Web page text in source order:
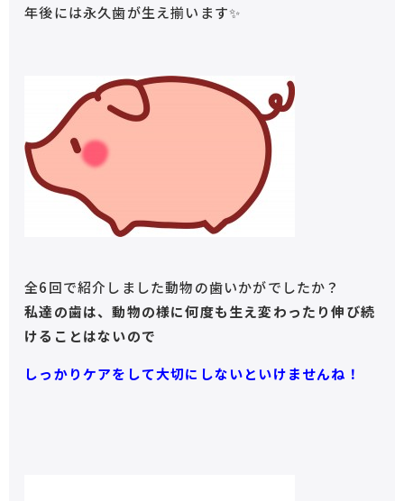
年後には永久歯が生え揃います✨
全6回で紹介しました動物の歯いかがでしたか？
私達の歯は、動物の様に何度も生え変わったり伸び続
けることはないので
しっかりケアをして大切にしないといけませんね！